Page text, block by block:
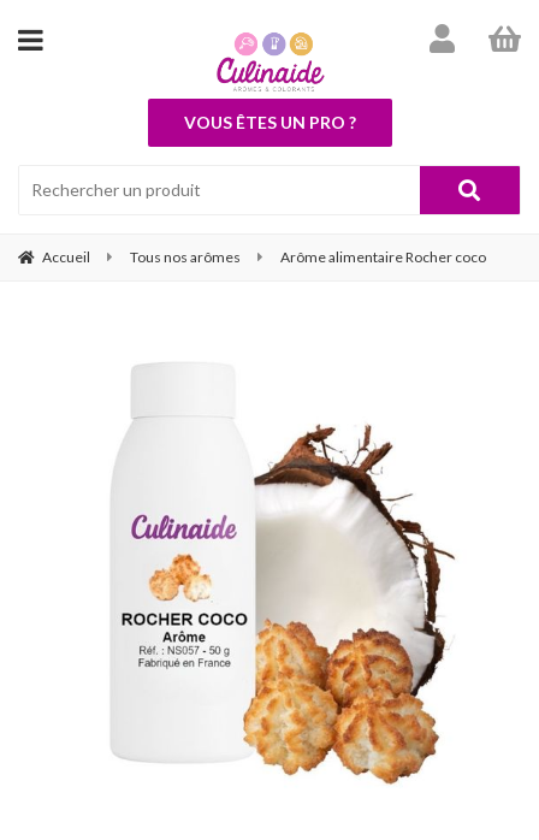
VOUS ÊTES UN PRO ?
Accueil Tous nos arômes Arôme alimentaire Rocher coco